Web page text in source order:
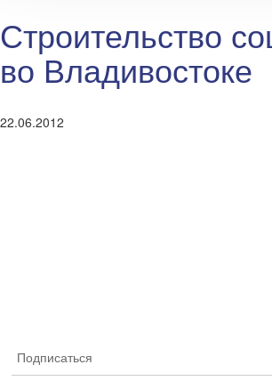
Строительство
во Владивостоке
22.06.2012
Подписаться